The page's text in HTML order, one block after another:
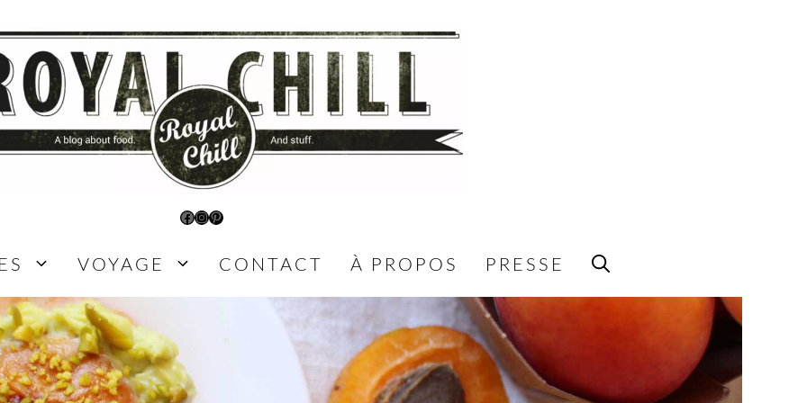
Facebook
Instagram
Pinterest
VOYAGE CONTACT À PROPOS PRESSE